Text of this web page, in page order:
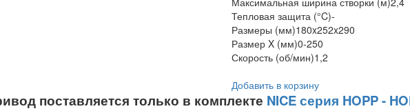
Тепловая защита (°C)-
Размеры (мм)180x252x290
Размер X (мм)0-250
Скорость (об/мин)1,2
Добавить в корзину
поставляется только в комплекте NICE серия HOPP -